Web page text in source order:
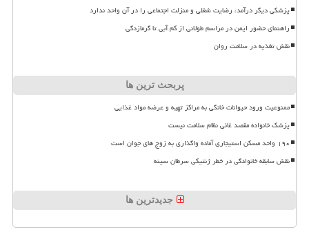
پزشکی دیگر درآمد، رضایت شغلی و منزلت اجتماعی را در آن واحد ندارد
راهنمای حضور ایمن در مراسم طولانی از کم آبی تا گرمازدگی
نقش تغذیه در سلامت روان
پربحث ترین ها
ممنوعیت ورود حیوانات خانگی به مراکز تهیه و عرضه مواد غذایی
پزشک خانواده مقصد غائی نظام سلامت نیست
۱۹۰ واحد مسکن استیجاری آماده واگذاری به زوج های جوان است
نقش سابقه خانوادگی در خطر ژنتیکی سرطان سینه
جدیدترین ها